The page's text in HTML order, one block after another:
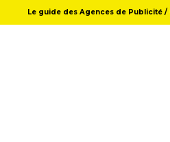
Le guide des Agences de Publicité